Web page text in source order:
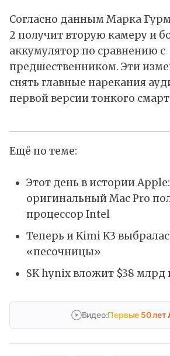
Согласно данным Марка
2 получит вторую камеру и
аккумулятор по сравнению с
предшественником. Эти
снять главные нарекания
первой версии тонкого
Ещё по теме:
Этот день в истории Apple:
оригинальный Mac Pro
процессор Intel
Теперь и Kimi K3
«песочницы»
SK hynix вложит $38
Видео:Первые 50 лет